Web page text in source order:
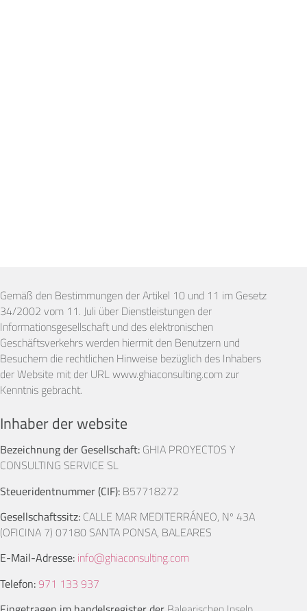
Gemäß den Bestimmungen der Artikel 10 und 11 im Gesetz
34/2002 vom 11. Juli über Dienstleistungen der
Informationsgesellschaft und des elektronischen
Geschäftsverkehrs werden hiermit den Benutzern und
Besuchern die rechtlichen Hinweise bezüglich des Inhabers
der Website mit der URL www.ghiaconsulting.com zur
Kenntnis gebracht.
Inhaber der website
Bezeichnung der Gesellschaft: GHIA PROYECTOS Y
CONSULTING SERVICE SL
Steueridentnummer (CIF): B57718272
Gesellschaftssitz: CALLE MAR MEDITERRÁNEO, Nº 43A
(OFICINA 7) 07180 SANTA PONSA, BALEARES
E-Mail-Adresse: info@ghiaconsulting.com
Telefon:971 133 937